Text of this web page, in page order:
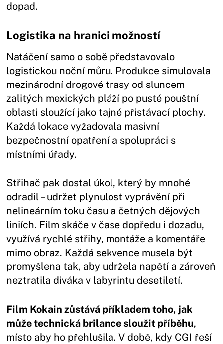
dopad.
Logistika na hranici možností
Natáčení samo o sobě představovalo
logistickou noční můru. Produkce simulovala
mezinárodní drogové trasy od sluncem
zalitých mexických pláží po pusté pouštní
oblasti sloužící jako tajné přistávací plochy.
Každá lokace vyžadovala masivní
bezpečnostní opatření a spolupráci s
místními úřady.
Střihač pak dostal úkol, který by mnohé
odradil – udržet plynulost vyprávění při
nelineárním toku času a četných dějových
liniích. Film skáče v čase dopředu i dozadu,
využívá rychlé střihy, montáže a komentáře
mimo obraz. Každá sekvence musela být
promyšlena tak, aby udržela napětí a zároveň
neztratila diváka v labyrintu desetiletí.
Film Kokain zůstává příkladem toho, jak
může technická brilance sloužit příběhu,
místo aby ho přehlušila. V době, kdy CGI řeší